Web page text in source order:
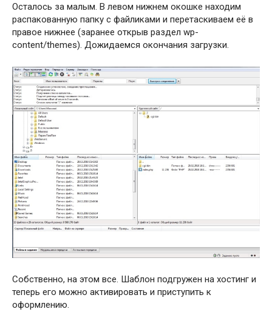
Осталось за малым. В левом нижнем окошке находим
распакованную папку с файликами и перетаскиваем её в
правое нижнее (заранее открыв раздел wp-
content/themes). Дожидаемся окончания загрузки.
Собственно, на этом все. Шаблон подгружен на хостинг и
теперь его можно активировать и приступить к
оформлению.